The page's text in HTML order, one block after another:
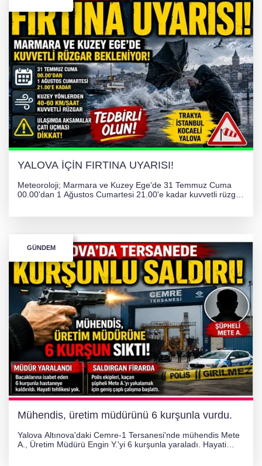
YALOVA İÇİN FIRTINA UYARISI!
Meteoroloji; Marmara ve Kuzey Ege'de 31 Temmuz Cuma
00.00'dan 1 Ağustos Cumartesi 21.00'e kadar kuvvetli rüzgar
GÜNDEM
Mühendis, üretim müdürünü 6 kurşunla vurdu.
Yalova Altınova'daki Cemre-1 Tersanesi'nde mühendis Mete
A., Üretim Müdürü Engin Y.'yi 6 kurşunla yaraladı. Hayati